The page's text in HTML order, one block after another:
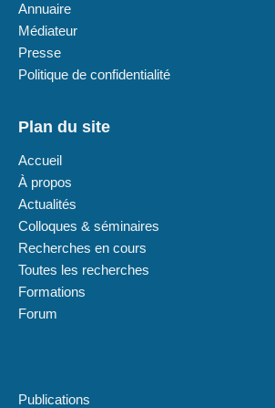
Annuaire
Médiateur
Presse
Politique de confidentialité
Plan du site
Accueil
À propos
Actualités
Colloques & séminaires
Recherches en cours
Toutes les recherches
Formations
Forum
Publications